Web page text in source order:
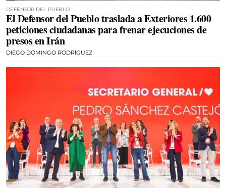
DEFENSOR DEL PUEBLO
El Defensor del Pueblo traslada a Exteriores 1.600
peticiones ciudadanas para frenar ejecuciones de
presos en Irán
DIEGO DOMINGO RODRÍGUEZ